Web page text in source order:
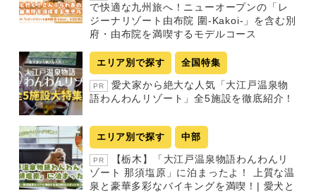
で快適な九州旅へ！ニューオープンの「レ
ジーナリゾート由布院 圍-Kakoi-」を含む別
府・由布院を満喫するモデルコース
エリア別で探す 全国特集
PR
愛犬家から絶大な人気「大江戸温泉物
語わんわんリゾート」全5施設を徹底紹介！
エリア別で探す 中部
PR
【栃木】「大江戸温泉物語わんわんリ
ゾート 那須塩原」に泊まったよ！ 上質な温
泉と豪華多彩なバイキングを満喫！| 愛犬と